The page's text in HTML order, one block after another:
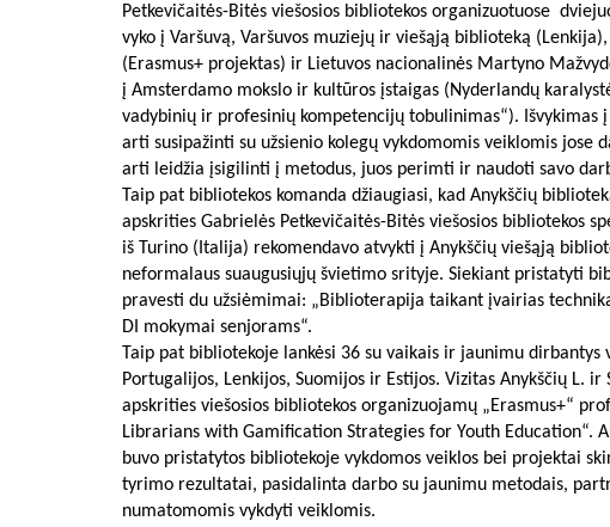
Petkevičaitės-Bitės viešosios bibliotekos organizuotuose
vyko į Varšuvą, Varšuvos muziejų ir viešąją biblioteką
(Erasmus+ projektas) ir Lietuvos nacionalinės Martyno
į Amsterdamo mokslo ir kultūros įstaigas (Nyderlandų
vadybinių ir profesinių kompetencijų tobulinimas“).
arti susipažinti su užsienio kolegų vykdomomis veiklomis jose
arti leidžia įsigilinti į metodus, juos perimti ir naudoti savo
Taip pat bibliotekos komanda džiaugiasi, kad Anykščių
apskrities Gabrielės Petkevičaitės-Bitės viešosios bibliotekos
iš Turino (Italija) rekomendavo atvykti į Anykščių viešąją
neformalaus suaugusiųjų švietimo srityje. Siekiant pristatyti
pravesti du užsiėmimai: „Biblioterapija taikant įvairias
DI mokymai senjorams“.
Taip pat bibliotekoje lankėsi 36 su vaikais ir jaunimu
Portugalijos, Lenkijos, Suomijos ir Estijos. Vizitas Anykščių L.
apskrities viešosios bibliotekos organizuojamų „Erasmus+“
Librarians with Gamification Strategies for Youth Education“.
buvo pristatytos bibliotekoje vykdomos veiklos bei projektai
tyrimo rezultatai, pasidalinta darbo su jaunimu metodais,
numatomomis vykdyti veiklomis.